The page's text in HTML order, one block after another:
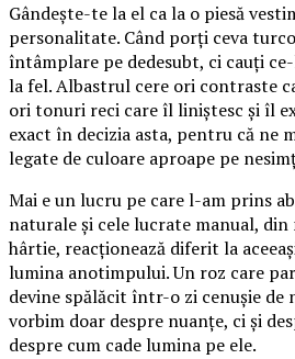
Gândește-te la el ca la o piesă
personalitate. Când porți ceva
întâmplare pe dedesubt, ci cauți
la fel. Albastrul cere ori contraste
ori tonuri reci care îl liniștesc și îl
exact în decizia asta, pentru că ne
legate de culoare aproape pe
Mai e un lucru pe care l-am prins
naturale și cele lucrate manual,
hârtie, reacționează diferit la
lumina anotimpului. Un roz care
devine spălăcit într-o zi cenușie de
vorbim doar despre nuanțe, ci și
despre cum cade lumina pe ele.